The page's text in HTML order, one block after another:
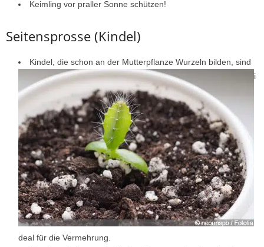
Keimling vor praller Sonne schützen!
Seitensprosse (Kindel)
Kindel, die schon an der Mutterpflanze Wurzeln bilden, sind
i
deal für die Vermehrung.